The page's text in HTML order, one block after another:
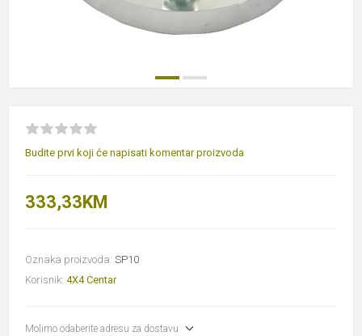
Budite prvi koji će napisati komentar proizvoda
333,33KM
Oznaka proizvoda: SP10
Korisnik: 4X4 Centar
Molimo odaberite adresu za dostavu